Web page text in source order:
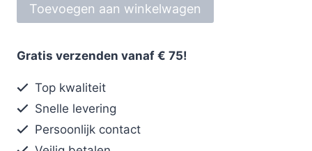
Toevoegen aan winkelwagen
Gratis verzenden vanaf € 75!
Top kwaliteit
Snelle levering
Persoonlijk contact